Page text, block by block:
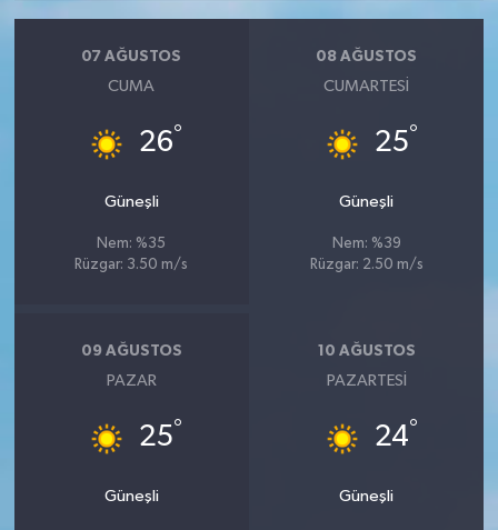
07 AĞUSTOS
CUMA
26°
Güneşli
Nem: %35
Rüzgar: 3.50 m/s
08 AĞUSTOS
CUMARTESI
25°
Güneşli
Nem: %39
Rüzgar: 2.50 m/s
09 AĞUSTOS
PAZAR
25°
Güneşli
10 AĞUSTOS
PAZARTESI
24°
Güneşli